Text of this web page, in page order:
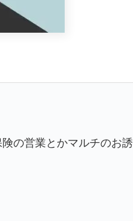
の営業とかマルチのお誘